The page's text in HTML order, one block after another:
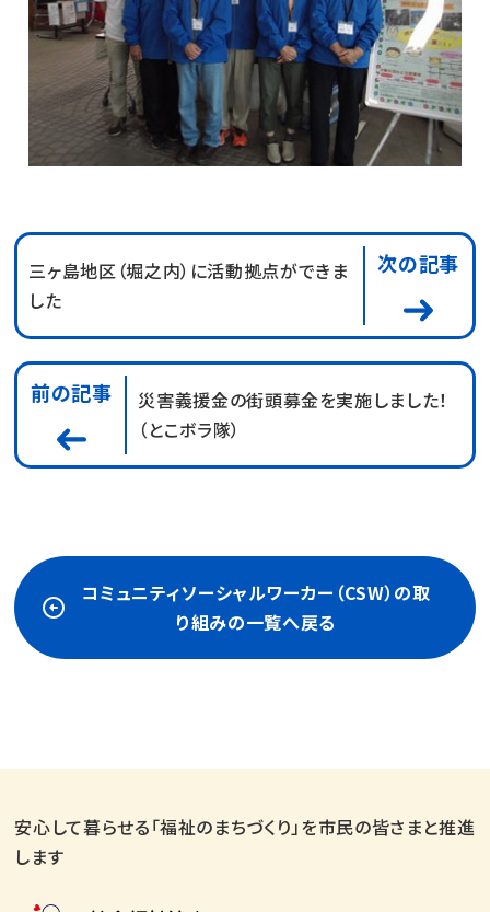
前の記事
災害義援金の街頭募金を実施しました！
（とこボラ隊）
三ヶ島地区（堀之内）に活動拠点ができま
した
次の記事
コミュニティソーシャルワーカー（CSW）の取
り組みの一覧へ戻る
安心して暮らせる「福祉のまちづくり」を市民の皆さまと推進
します